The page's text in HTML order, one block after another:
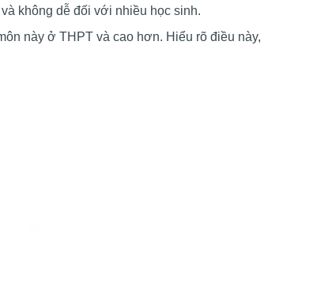
không dễ đối với nhiều học sinh.
này ở THPT và cao hơn. Hiểu rõ điều này,